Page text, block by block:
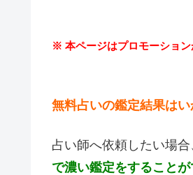
※ 本ページはプロモーション
無料占いの鑑定結果は
占い師へ依頼したい場合
で濃い鑑定をすることが